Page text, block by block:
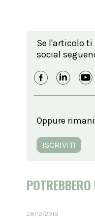
Se l'articolo
social
Oppure
ISCRIVITI
28/12/2019